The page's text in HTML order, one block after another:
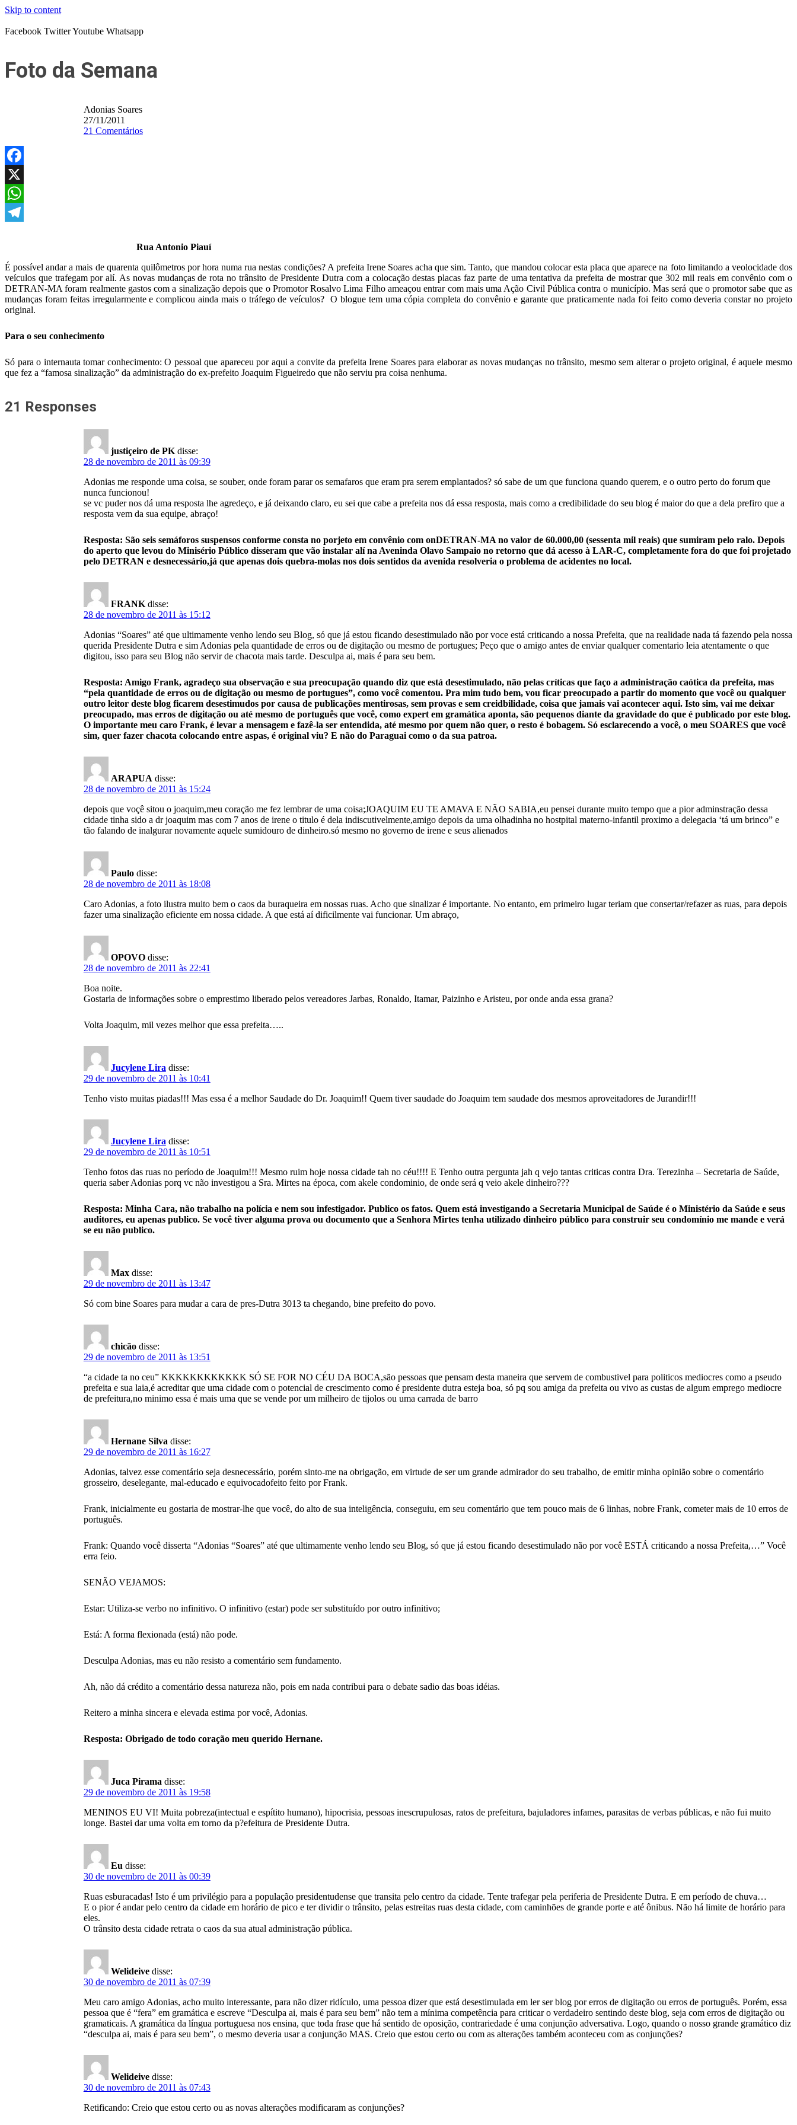
Skip to content
Facebook TwitterYoutube Whatsapp
Foto da Semana
Adonias Soares
27/11/2011
21 Comentários
Facebook
X
WhatsApp
Rua Antonio Piauí
É possível andar a mais de quarenta quilômetros por hora numa rua nestas condições? A prefeita Irene Soares acha que sim. Tanto, que mandou colocar esta placa que aparece na foto limitando a veolocidade dos
veículos que trafegam por alí. As novas mudanças de rota no trânsito de Presidente Dutra com a colocação destas placas faz parte de uma tentativa da prefeita de mostrar que 302 mil reais em convênio com o
DETRAN-MA foram realmente gastos com a sinalização depois que o Promotor Rosalvo Lima Filho ameaçou entrar com mais uma Ação Civil Pública contra o município. Mas será que o promotor sabe que as
mudanças foram feitas irregularmente e complicou ainda mais o tráfego de veículos? O blogue tem uma cópia completa do convênio e garante que praticamente nada foi feito como deveria constar no projeto
original.
Para o seu conhecimento
Só para o internauta tomar conhecimento: O pessoal que apareceu por aqui a convite da prefeita Irene Soares para elaborar as novas mudanças no trânsito, mesmo sem alterar o projeto original, é aquele mesmo
que fez a “famosa sinalização” da administração do ex-prefeito Joaquim Figueiredo que não serviu pra coisa nenhuma.
21 Responses
justiçeiro de PK disse:
28 de novembro de 2011 às 09:39
Adonias me responde uma coisa, se souber, onde foram parar os semafaros que eram pra serem emplantados? só sabe de um que funciona quando querem, e o outro perto do forum que
nunca funcionou!
se vc puder nos dá uma resposta lhe agredeço, e já deixando claro, eu sei que cabe a prefeita nos dá essa resposta, mais como a credibilidade do seu blog é maior do que a dela prefiro que a
resposta vem da sua equipe, abraço!
Resposta: São seis semáforos suspensos conforme consta no porjeto em convênio com onDETRAN-MA no valor de 60.000,00 (sessenta mil reais) que sumiram pelo ralo. Depois
do aperto que levou do Minisério Público disseram que vão instalar alí na Aveninda Olavo Sampaio no retorno que dá acesso à LAR-C, completamente fora do que foi projetado
pelo DETRAN e desnecessário,já que apenas dois quebra-molas nos dois sentidos da avenida resolveria o problema de acidentes no local.
FRANK disse:
28 de novembro de 2011 às 15:12
Adonias “Soares” até que ultimamente venho lendo seu Blog, só que já estou ficando desestimulado não por voce está criticando a nossa Prefeita, que na realidade nada tá fazendo pela nossa
querida Presidente Dutra e sim Adonias pela quantidade de erros ou de digitação ou mesmo de portugues; Peço que o amigo antes de enviar qualquer comentario leia atentamente o que
digitou, isso para seu Blog não servir de chacota mais tarde. Desculpa ai, mais é para seu bem.
Resposta: Amigo Frank, agradeço sua observação e sua preocupação quando diz que está desestimulado, não pelas críticas que faço a administração caótica da prefeita, mas
“pela quantidade de erros ou de digitação ou mesmo de portugues”, como você comentou. Pra mim tudo bem, vou ficar preocupado a partir do momento que você ou qualquer
outro leitor deste blog ficarem desestimudos por causa de publicações mentirosas, sem provas e sem creidbilidade, coisa que jamais vai acontecer aqui. Isto sim, vai me deixar
preocupado, mas erros de digitação ou até mesmo de português que você, como expert em gramática aponta, são pequenos diante da gravidade do que é publicado por este blog.
O importante meu caro Frank, é levar a mensagem e fazê-la ser entendida, até mesmo por quem não quer, o resto é bobagem. Só esclarecendo a você, o meu SOARES que você
sim, quer fazer chacota colocando entre aspas, é original viu? E não do Paraguai como o da sua patroa.
ARAPUA disse:
28 de novembro de 2011 às 15:24
depois que voçê sitou o joaquim,meu coração me fez lembrar de uma coisa;JOAQUIM EU TE AMAVA E NÃO SABIA,eu pensei durante muito tempo que a pior adminstração dessa
cidade tinha sido a dr joaquim mas com 7 anos de irene o titulo é dela indiscutivelmente,amigo depois da uma olhadinha no hostpital materno-infantil proximo a delegacia ‘tá um brinco” e
tão falando de inalgurar novamente aquele sumidouro de dinheiro.só mesmo no governo de irene e seus alienados
Paulo disse:
28 de novembro de 2011 às 18:08
Caro Adonias, a foto ilustra muito bem o caos da buraqueira em nossas ruas. Acho que sinalizar é importante. No entanto, em primeiro lugar teriam que consertar/refazer as ruas, para depois
fazer uma sinalização eficiente em nossa cidade. A que está aí dificilmente vai funcionar. Um abraço,
OPOVO disse:
28 de novembro de 2011 às 22:41
Boa noite.
Gostaria de informações sobre o emprestimo liberado pelos vereadores Jarbas, Ronaldo, Itamar, Paizinho e Aristeu, por onde anda essa grana?
Volta Joaquim, mil vezes melhor que essa prefeita…..
Jucylene Lira disse:
29 de novembro de 2011 às 10:41
Tenho visto muitas piadas!!! Mas essa é a melhor Saudade do Dr. Joaquim!! Quem tiver saudade do Joaquim tem saudade dos mesmos aproveitadores de Jurandir!!!
Jucylene Lira disse:
29 de novembro de 2011 às 10:51
Tenho fotos das ruas no período de Joaquim!!! Mesmo ruim hoje nossa cidade tah no céu!!!! E Tenho outra pergunta jah q vejo tantas criticas contra Dra. Terezinha – Secretaria de Saúde,
queria saber Adonias porq vc não investigou a Sra. Mirtes na época, com akele condominio, de onde será q veio akele dinheiro???
Resposta: Minha Cara, não trabalho na polícia e nem sou infestigador. Publico os fatos. Quem está investigando a Secretaria Municipal de Saúde é o Ministério da Saúde e seus
auditores, eu apenas publico. Se você tiver alguma prova ou documento que a Senhora Mirtes tenha utilizado dinheiro público para construir seu condomínio me mande e verá
se eu não publico.
Max disse:
29 de novembro de 2011 às 13:47
Só com bine Soares para mudar a cara de pres-Dutra 3013 ta chegando, bine prefeito do povo.
chicão disse:
29 de novembro de 2011 às 13:51
“a cidade ta no ceu” KKKKKKKKKKKK SÓ SE FOR NO CÉU DA BOCA,são pessoas que pensam desta maneira que servem de combustivel para politicos mediocres como a pseudo
prefeita e sua laia,é acreditar que uma cidade com o potencial de crescimento como é presidente dutra esteja boa, só pq sou amiga da prefeita ou vivo as custas de algum emprego mediocre
de prefeitura,no minimo essa é mais uma que se vende por um milheiro de tijolos ou uma carrada de barro
Hernane Silva disse:
29 de novembro de 2011 às 16:27
Adonias, talvez esse comentário seja desnecessário, porém sinto-me na obrigação, em virtude de ser um grande admirador do seu trabalho, de emitir minha opinião sobre o comentário
grosseiro, deselegante, mal-educado e equivocadofeito feito por Frank.
Frank, inicialmente eu gostaria de mostrar-lhe que você, do alto de sua inteligência, conseguiu, em seu comentário que tem pouco mais de 6 linhas, nobre Frank, cometer mais de 10 erros de
português.
Frank: Quando você disserta “Adonias “Soares” até que ultimamente venho lendo seu Blog, só que já estou ficando desestimulado não por você ESTÁ criticando a nossa Prefeita,…” Você
erra feio.
SENÃO VEJAMOS:
Estar: Utiliza-se verbo no infinitivo. O infinitivo (estar) pode ser substituído por outro infinitivo;
Está: A forma flexionada (está) não pode.
Desculpa Adonias, mas eu não resisto a comentário sem fundamento.
Ah, não dá crédito a comentário dessa natureza não, pois em nada contribui para o debate sadio das boas idéias.
Reitero a minha sincera e elevada estima por você, Adonias.
Resposta: Obrigado de todo coração meu querido Hernane.
Juca Pirama disse:
29 de novembro de 2011 às 19:58
MENINOS EU VI! Muita pobreza(intectual e espítito humano), hipocrisia, pessoas inescrupulosas, ratos de prefeitura, bajuladores infames, parasitas de verbas públicas, e não fui muito
longe. Bastei dar uma volta em torno da p?efeitura de Presidente Dutra.
Eu disse:
30 de novembro de 2011 às 00:39
Ruas esburacadas! Isto é um privilégio para a população presidentudense que transita pelo centro da cidade. Tente trafegar pela periferia de Presidente Dutra. E em período de chuva…
E o pior é andar pelo centro da cidade em horário de pico e ter dividir o trânsito, pelas estreitas ruas desta cidade, com caminhões de grande porte e até ônibus. Não há limite de horário para
eles.
O trânsito desta cidade retrata o caos da sua atual administração pública.
Welideive disse:
30 de novembro de 2011 às 07:39
Meu caro amigo Adonias, acho muito interessante, para não dizer ridículo, uma pessoa dizer que está desestimulada em ler ser blog por erros de digitação ou erros de português. Porém, essa
pessoa que é “fera” em gramática e escreve “Desculpa ai, mais é para seu bem” não tem a mínima competência para criticar o verdadeiro sentindo deste blog, seja com erros de digitação ou
gramaticais. A gramática da língua portuguesa nos ensina, que toda frase que há sentido de oposição, contrariedade é uma conjunção adversativa. Logo, quando o nosso grande gramático diz
“desculpa ai, mais é para seu bem”, o mesmo deveria usar a conjunção MAS. Creio que estou certo ou com as alterações também aconteceu com as conjunções?
Welideive disse:
30 de novembro de 2011 às 07:43
Retificando: Creio que estou certo ou as novas alterações modificaram as conjunções?